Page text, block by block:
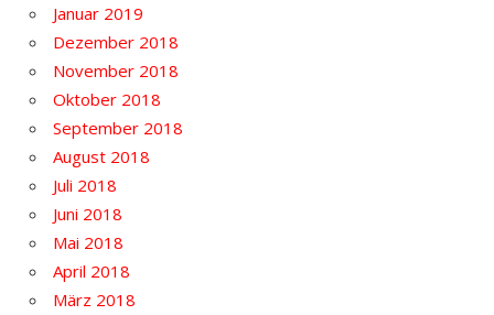
Januar 2019
Dezember 2018
November 2018
Oktober 2018
September 2018
August 2018
Juli 2018
Juni 2018
Mai 2018
April 2018
März 2018